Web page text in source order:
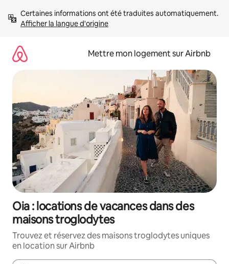
directement
Afficher la langue d'origine
Mettre mon logement sur Airbnb
Oia : locations de vacances dans des
maisons troglodytes
Trouvez et réservez des maisons troglodytes uniques
en location sur Airbnb